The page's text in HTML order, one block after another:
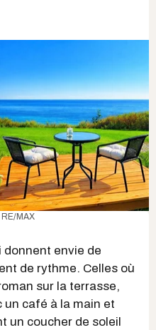
MAX
donnent envie de
de rythme. Celles où
sur la terrasse,
café à la main et
un coucher de soleil